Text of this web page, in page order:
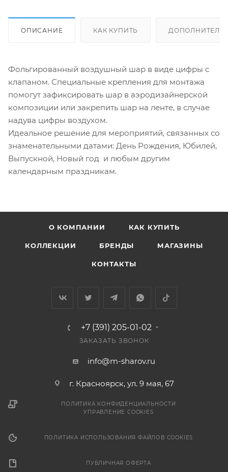
ОПИСАНИЕ КАК КУПИТЬ
Фольгированный воздушный шар в виде цифры с
клапаном. Специальные крепления для монтажа
помогут зафиксировать шар в аэродизайнерской
композиции или закрепить шар на ленте, в случае
надува цифры воздухом.
Идеальное решение для мероприятий, связанных со
знаменательными датами: День Рождения, Юбилей,
Выпускной, Новый год и любым другим
календарным праздникам.
О КОМПАНИИ КАК КУПИТЬ
КОЛЛЕКЦИИ БРЕНДЫ МАГАЗИНЫ
КОНТАКТЫ
+7 (391) 205-01-02
ЗАКАЗАТЬ ЗВОНОК
info@m-sharov.ru
г. Красноярск, ул. 9 мая, 67
ПОЛИТИКА КОНФИДЕНЦИАЛЬНОСТИ
УПРАВЛЕНИЕ COOKIES
ПОЛИТИКА ИСПОЛЬЗОВАНИЯ ФАЙЛОВ COOKIES
ПУБЛИЧНАЯ ОФЕРТА